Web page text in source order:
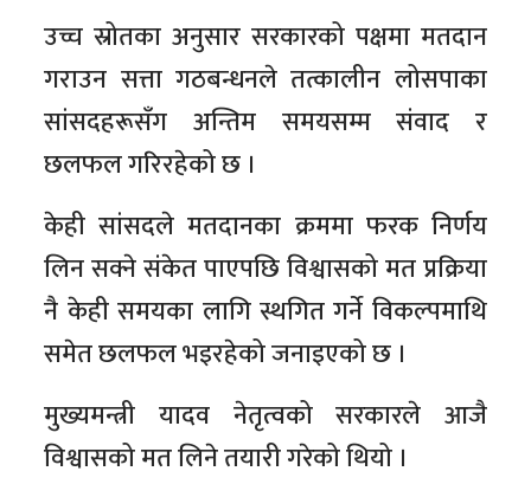
उच्च स्रोतका अनुसार सरकारको पक्षमा मतदान
गराउन सत्ता गठबन्धनले तत्कालीन लोसपाका
सांसदहरूसँग अन्तिम समयसम्म संवाद र
छलफल गरिरहेको छ ।
केही सांसदले मतदानका क्रममा फरक निर्णय
लिन सक्ने संकेत पाएपछि विश्वासको मत प्रक्रिया
नै केही समयका लागि स्थगित गर्ने विकल्पमाथि
समेत छलफल भइरहेको जनाइएको छ ।
मुख्यमन्त्री यादव नेतृत्वको सरकारले आजै
विश्वासको मत लिने तयारी गरेको थियो ।